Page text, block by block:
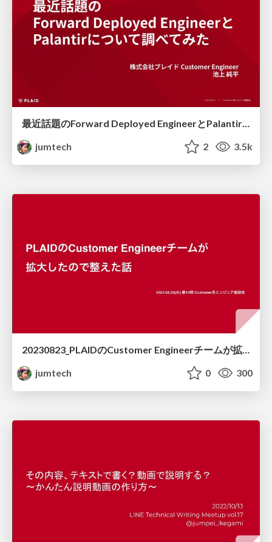
jumtech
2 3.5k
20230823_PLAIDのCustomer Engineerチームが拡大したので整えた話
jumtech
0 300